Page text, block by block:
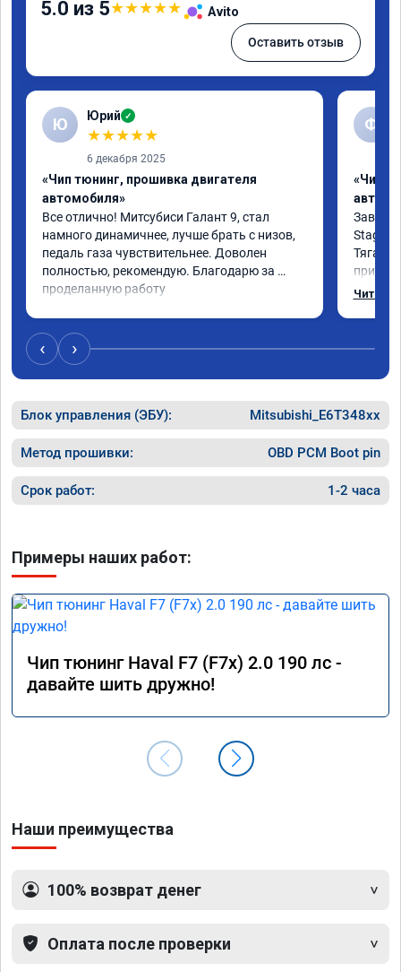
5.0 из 5★★★★★ Avito
Оставить отзыв
Ю Юрий ✓
★★★★★
6 декабря 2025
«Чип тюнинг, прошивка двигателя
автомобиля»
Все отлично! Митсубиси Галант 9, стал
намного динамичнее, лучше брать с низов,
педаль газа чувствительнее. Доволен
полностью, рекомендую. Благодарю за
проделанную работу
Ф
«Чип
Завез
Stage 1,
Тяга с
машин
Завтра
Читать
‹ ›
Блок управления (ЭБУ): Mitsubishi_E6T348xx
Метод прошивки: OBD PCM Boot pin
Срок работ: 1-2 часа
Примеры наших работ:
Чип тюнинг Haval F7 (F7x) 2.0 190 лс -
давайте шить дружно!
Наши преимущества
100% возврат денег
Оплата после проверки